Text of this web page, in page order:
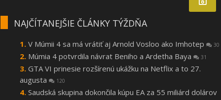
NAJČÍTANEJŠIE ČLÁNKY TÝŽDŇA
V Múmii 4 sa má vrátiť aj Arnold Vosloo ako Imhotep 30
Múmia 4 potvrdila návrat Beniho a Ardetha Baya 31
GTA VI prinesie rozšírenú ukážku na Netflix a to 27.
augusta
120
Saudská skupina dokončila kúpu EA za 55 miliárd dolárov